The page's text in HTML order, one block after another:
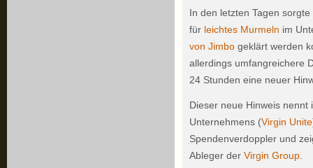
In den letzten Tagen
für leichtes Murmeln im
von Jimbo geklärt werden
allerdings umfangreichere
24 Stunden eine neuer
Dieser neue Hinweis
Unternehmens (Virgin Unite
Spendenverdoppler und
Ableger der Virgin Group